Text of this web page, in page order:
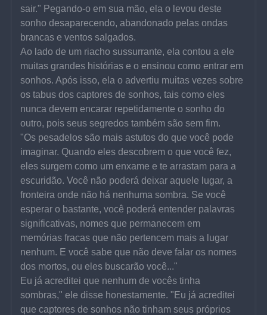
sair." Pegando-o em sua mão, ela o levou deste
sonho desaparecendo, abandonado pelas ondas
brancas e ventos salgados.
Ao lado de um riacho sussurrante, ela contou a ele
muitas grandes histórias e o ensinou como entrar em
sonhos. Após isso, ela o advertiu muitas vezes sobre
os tabus dos captores de sonhos, tais como eles
nunca devem encarar repetidamente o sonho do
outro, pois seus segredos também são sem fim.
"Os pesadelos são mais astutos do que você pode
imaginar. Quando eles descobrem o que você fez,
eles surgem como um enxame e te arrastam para a
escuridão. Você não poderá deixar aquele lugar, a
fronteira onde não há nenhuma sombra. Se você
esperar o bastante, você poderá entender palavras
significativas, nomes que permanecem em
memórias fracas que não pertencem mais a lugar
nenhum. E você sabe que não deve falar os nomes
dos mortos, ou eles buscarão você..."
Eu já acreditei que nenhum de vocês tinha
sombras," ele disse honestamente. "Eu já acreditei
que captores de sonhos não tinham seus próprios